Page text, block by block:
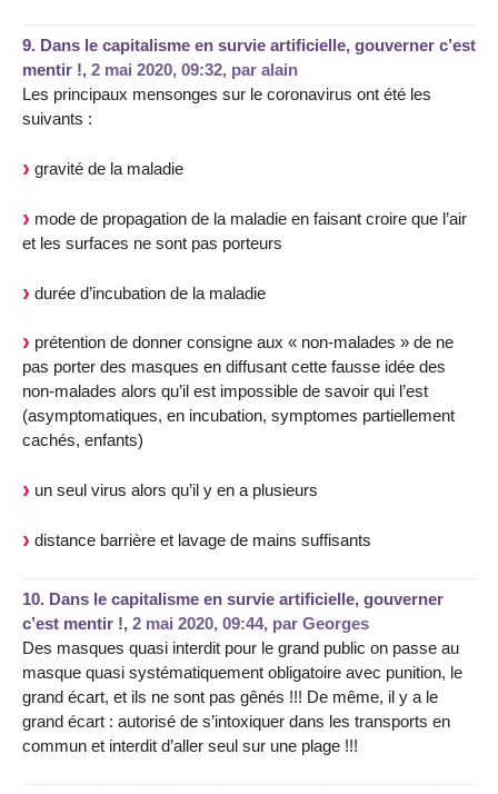
9. Dans le capitalisme en survie artificielle, gouverner c’est
mentir !, 2 mai 2020, 09:32, par alain
Les principaux mensonges sur le coronavirus ont été les
suivants :
gravité de la maladie
mode de propagation de la maladie en faisant croire que l’air
et les surfaces ne sont pas porteurs
durée d’incubation de la maladie
prétention de donner consigne aux « non-malades » de ne
pas porter des masques en diffusant cette fausse idée des
non-malades alors qu’il est impossible de savoir qui l’est
(asymptomatiques, en incubation, symptomes partiellement
cachés, enfants)
un seul virus alors qu’il y en a plusieurs
distance barrière et lavage de mains suffisants
10. Dans le capitalisme en survie artificielle, gouverner
c’est mentir !, 2 mai 2020, 09:44, par Georges
Des masques quasi interdit pour le grand public on passe au
masque quasi systématiquement obligatoire avec punition, le
grand écart, et ils ne sont pas gênés !!! De même, il y a le
grand écart : autorisé de s’intoxiquer dans les transports en
commun et interdit d’aller seul sur une plage !!!